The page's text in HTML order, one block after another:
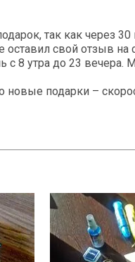
так как через
свой отзыв на
с 8 утра до 23 вечера.
новые подарки –